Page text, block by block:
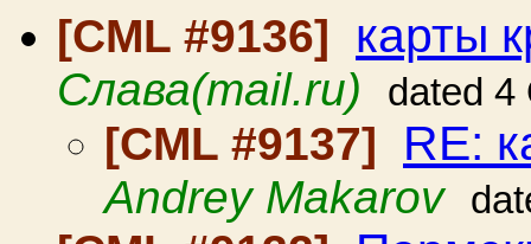
[CML #9136]
карты
Слава(mail.ru) dated 4
[CML #9137] RE:
Andrey Makarov